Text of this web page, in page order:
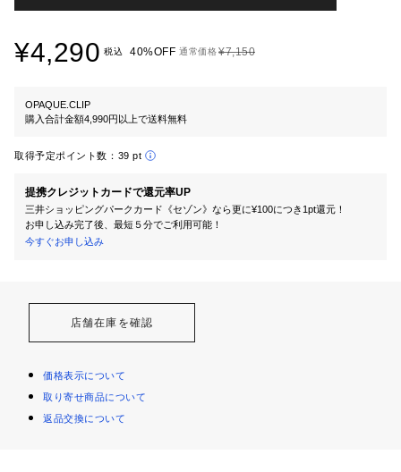
¥4,290 税込 40%OFF 通常価格¥7,150
OPAQUE.CLIP
購入合計金額4,990円以上で送料無料
取得予定ポイント数： 39 pt
提携クレジットカードで還元率UP
三井ショッピングパークカード《セゾン》なら更に¥100につき1pt還元！
お申し込み完了後、最短５分でご利用可能！
今すぐお申し込み
店舗在庫を確認
価格表示について
取り寄せ商品について
返品交換について